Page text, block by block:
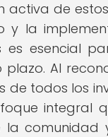
activa de
y la
es esencial
plazo. Al
de todos los
integral
la comunidad